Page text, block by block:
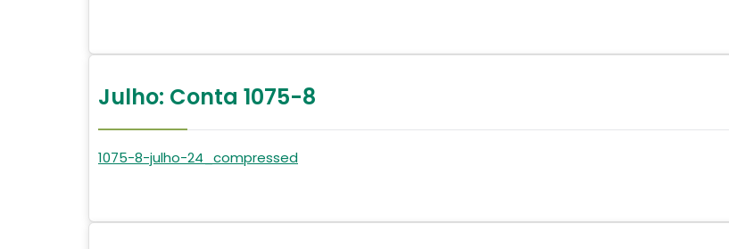
Julho: Conta 1075-8
1075-8-julho-24_compressed